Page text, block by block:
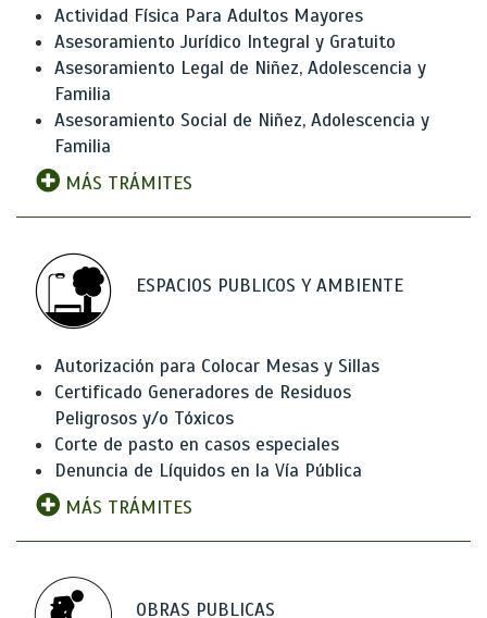
Actividad Física Para Adultos Mayores
Asesoramiento Jurídico Integral y Gratuito
Asesoramiento Legal de Niñez, Adolescencia y
Familia
Asesoramiento Social de Niñez, Adolescencia y
Familia
MÁS TRÁMITES
ESPACIOS PUBLICOS Y AMBIENTE
Autorización para Colocar Mesas y Sillas
Certificado Generadores de Residuos
Peligrosos y/o Tóxicos
Corte de pasto en casos especiales
Denuncia de Líquidos en la Vía Pública
MÁS TRÁMITES
OBRAS PUBLICAS